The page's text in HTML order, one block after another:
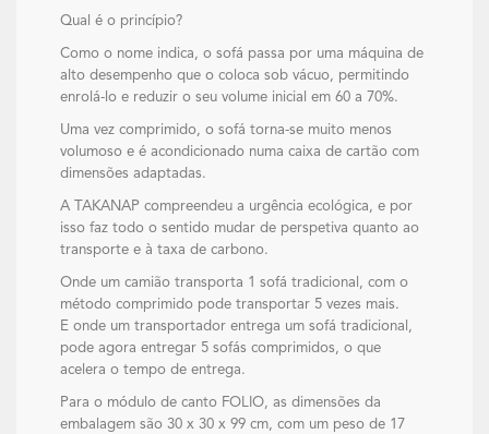
Qual é o princípio?
Como o nome indica, o sofá passa por uma máquina de
alto desempenho que o coloca sob vácuo, permitindo
enrolá-lo e reduzir o seu volume inicial em 60 a 70%.
Uma vez comprimido, o sofá torna-se muito menos
volumoso e é acondicionado numa caixa de cartão com
dimensões adaptadas.
A TAKANAP compreendeu a urgência ecológica, e por
isso faz todo o sentido mudar de perspetiva quanto ao
transporte e à taxa de carbono.
Onde um camião transporta 1 sofá tradicional, com o
método comprimido pode transportar 5 vezes mais.
E onde um transportador entrega um sofá tradicional,
pode agora entregar 5 sofás comprimidos, o que
acelera o tempo de entrega.
Para o módulo de canto FOLIO, as dimensões da
embalagem são 30 x 30 x 99 cm, com um peso de 17